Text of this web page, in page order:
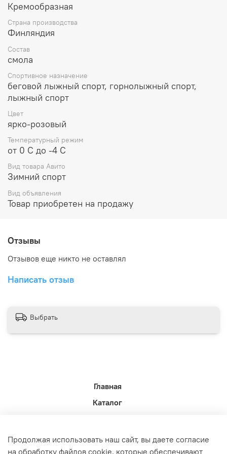
слоями.
Кремообразная
Страна производства
Финляндия
Состав
смола
Спортивное назначение
беговой лыжный спорт, горнолыжный спорт,
лыжный спорт
Цвет
ярко-розовый
Температурный режим
от 0 С до -4 С
Вид товара Авито
Зимний спорт
Вид объявления
Товар приобретен на продажу
Отзывы
Отзывов еще никто не оставлял
Написать отзыв
Выбрать
Главная
Каталог
Доставка
Продолжая использовать наш сайт, вы даете согласие
на обработку файлов cookie, которые обеспечивают